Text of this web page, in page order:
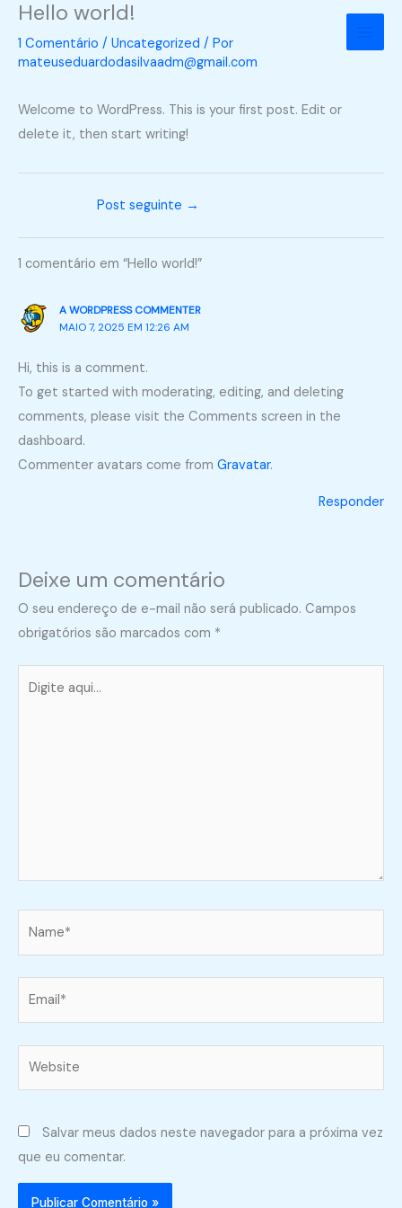
para
Hello world!
1 Comentário / Uncategorized / Por
mateuseduardodasilvaadm@gmail.com
Welcome to WordPress. This is your first post. Edit or
delete it, then start writing!
Post seguinte →
1 comentário em “Hello world!”
A WORDPRESS COMMENTER
MAIO 7, 2025 EM 12:26 AM
Hi, this is a comment.
To get started with moderating, editing, and deleting
comments, please visit the Comments screen in the
dashboard.
Commenter avatars come from Gravatar.
Responder
Deixe um comentário
O seu endereço de e-mail não será publicado. Campos
obrigatórios são marcados com *
aqui...
Salvar meus dados neste navegador para a próxima vez
que eu comentar.